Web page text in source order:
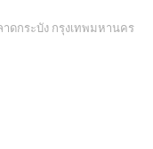
ดกระบัง กรุงเทพมหานคร